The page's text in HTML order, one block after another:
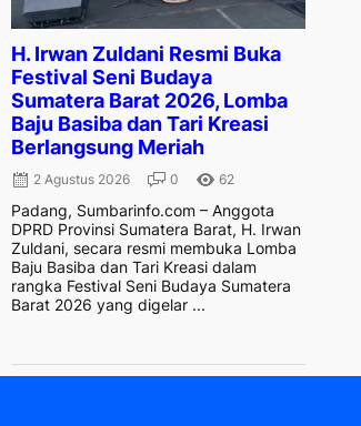
H. Irwan Zuldani Resmi Buka
Festival Seni Budaya
Sumatera Barat 2026, Lomba
Baju Basiba dan Tari Kreasi
Berlangsung Meriah
2 Agustus 2026 0 62
Padang, Sumbarinfo.com – Anggota
DPRD Provinsi Sumatera Barat, H. Irwan
Zuldani, secara resmi membuka Lomba
Baju Basiba dan Tari Kreasi dalam
rangka Festival Seni Budaya Sumatera
Barat 2026 yang digelar ...